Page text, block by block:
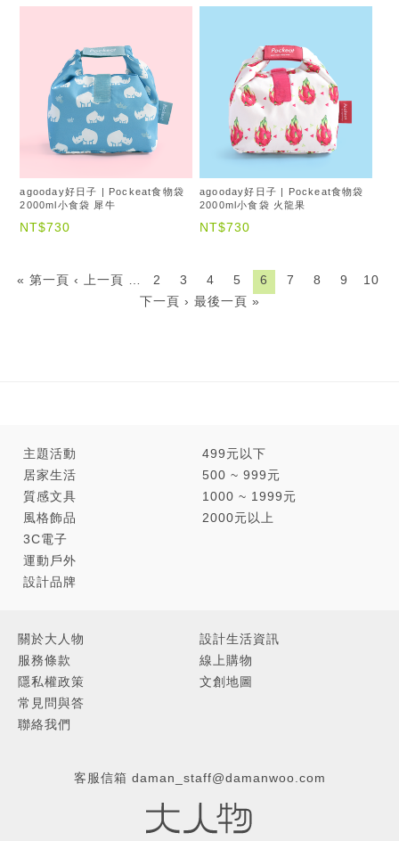
agooday好日子 | Pockeat食物袋
2000ml小食袋 犀牛
NT$730
agooday好日子 | Pockeat食物袋
2000ml小食袋 火龍果
NT$730
« 第一頁 ‹ 上一頁 2 3 4 5 6 7 8 9
10
下一頁 › 最後一頁 »
設計生活資訊
線上購物
文創地圖
關於大人物
服務條款
隱私權政策
常見問與答
聯絡我們
主題活動
居家生活
質感文具
風格飾品
3C電子
運動戶外
設計品牌
499元以下
500 ~ 999元
1000 ~ 1999元
2000元以上
客服信箱 daman_staff@damanwoo.com